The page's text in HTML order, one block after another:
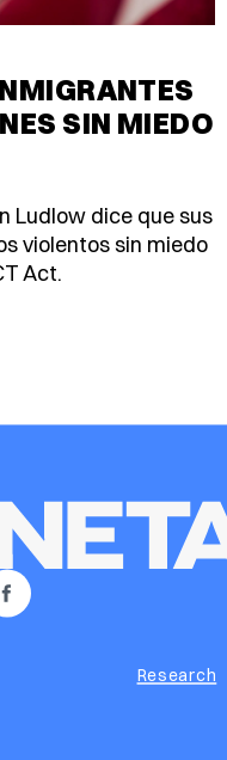
SIN MIEDO
Ludlow dice que sus
violentos sin miedo
Act.
Facebook
Research